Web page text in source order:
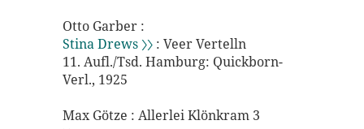
Otto Garber :
Stina Drews 〉〉 : Veer Vertelln
11. Aufl./Tsd. Hamburg: Quickborn-
Verl., 1925
Max Götze : Allerlei Klönkram 3